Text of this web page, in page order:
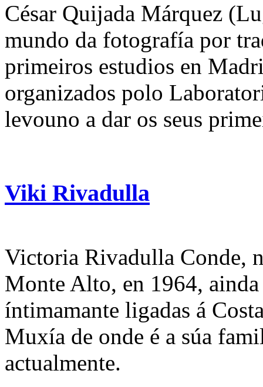
César Quijada Márquez
mundo da fotografía por
primeiros estudios en
organizados polo
levouno a dar os seus
Viki Rivadulla
Victoria Rivadulla Conde,
Monte Alto, en 1964, ainda
íntimamante ligadas á
Muxía de onde é a súa
actualmente.